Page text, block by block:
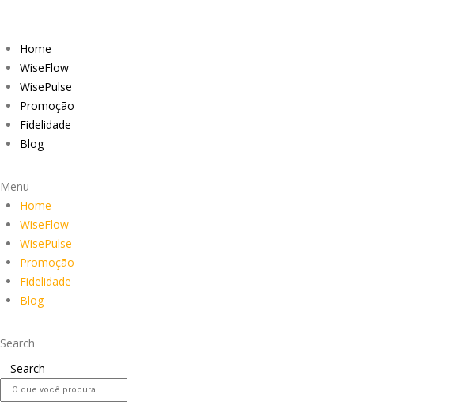
Home
WiseFlow
WisePulse
Promoção
Fidelidade
Blog
Menu
Home
WiseFlow
WisePulse
Promoção
Fidelidade
Blog
Search
Search